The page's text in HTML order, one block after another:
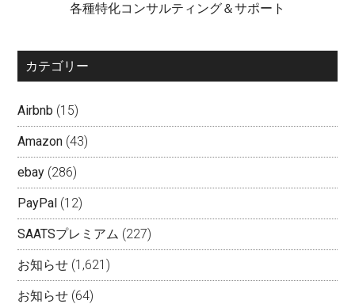
各種特化コンサルティング＆サポート
カテゴリー
Airbnb (15)
Amazon (43)
ebay (286)
PayPal (12)
SAATSプレミアム (227)
お知らせ (1,621)
お知らせ (64)